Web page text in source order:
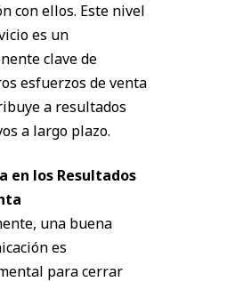
con ellos. Este nivel
es un
clave de
esfuerzos de venta
a resultados
a largo plazo.
en los Resultados
una buena
es
para cerrar